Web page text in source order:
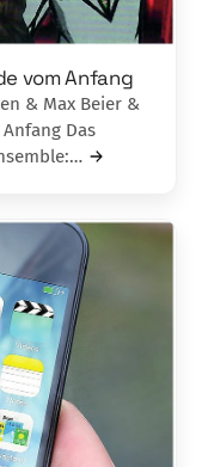
vom Anfang
& Max Beier &
Das